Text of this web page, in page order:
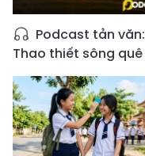
Podcast tản văn:
Thao thiết sông quê